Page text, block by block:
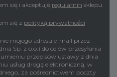
się i akceptuję regulamin sklepu
się z polityką prywatności
mojego adresu e-mail przez
Sp. z o.o.) do celów przesyłania
przepisów ustawy z dnia
usług drogą elektroniczną, w
za pośrednictwem poczty